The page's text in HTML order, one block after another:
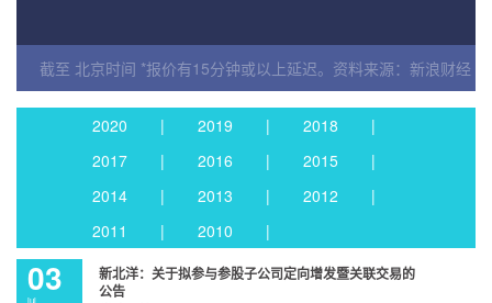
截至 北京时间 *报价有15分钟或以上延迟。资料来源：新浪财经
2020 | 2019 | 2018
|
2017
| 2016 | 2015
|
2014
| 2013 | 2012
|
2011
| 2010 |
03
jul
新北洋：关于拟参与参股子公司定向增发暨关联交易的
公告